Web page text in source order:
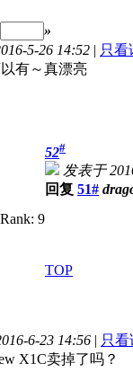
»
5-26 14:52 | 只看
有～真漂亮
52#
发表于
回复 51#
TOP
6-23 14:56 | 只
X1C卖掉了吗？